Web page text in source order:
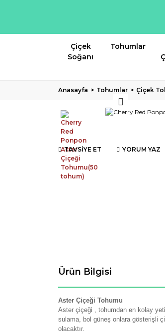
Çiçek
Soğanı
Tohumlar
Anasayfa Tohumlar Çiçek
TAVSİYE ET YORUM YAZ
Ürün Bilgisi
Aster Çiçeği Tohumu
Aster çiçeği , tohumdan en kolay
sulama, bol güneş onlara gösterişli
olacaktır.